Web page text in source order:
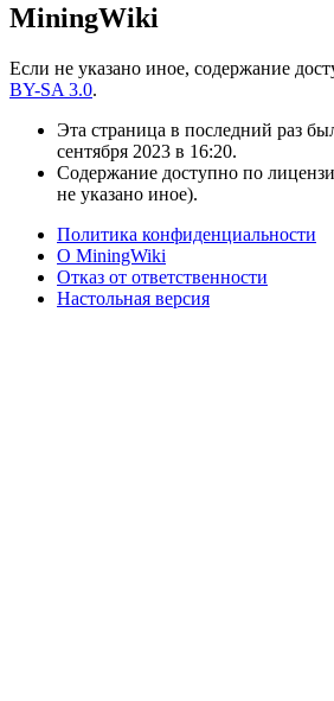
MiningWiki
Если не указано иное, содержание
BY-SA 3.0.
Эта страница в последний раз
сентября 2023 в 16:20.
Содержание доступно по
не указано иное).
Политика конфиденциальности
О MiningWiki
Отказ от ответственности
Настольная версия